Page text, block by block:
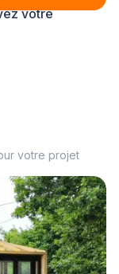
votre
votre projet